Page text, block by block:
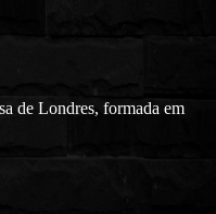
de Londres, formada em